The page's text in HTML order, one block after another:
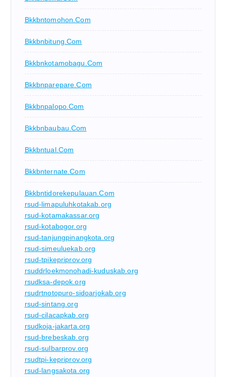
Bkkbntomohon.com
Bkkbnbitung.com
Bkkbnkotamobagu.com
Bkkbnparepare.com
Bkkbnpalopo.com
Bkkbnbaubau.com
Bkkbntual.com
Bkkbnternate.com
Bkkbntidorekepulauan.com
rsud-limapuluhkotakab.org
rsud-kotamakassar.org
rsud-kotabogor.org
rsud-tanjungpinangkota.org
rsud-simeuluekab.org
rsud-tpikepriprov.org
rsuddrloekmonohadi-kuduskab.org
rsudksa-depok.org
rsudrtnotopuro-sidoarjokab.org
rsud-sintang.org
rsud-cilacapkab.org
rsudkoja-jakarta.org
rsud-brebeskab.org
rsud-sulbarprov.org
rsudtpi-kepriprov.org
rsud-langsakota.org